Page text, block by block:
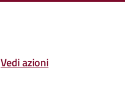
Vedi azioni